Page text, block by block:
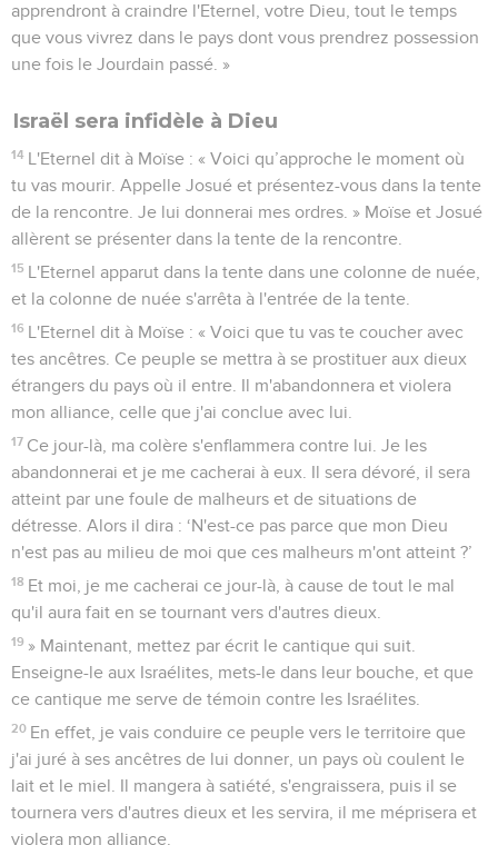
apprendront à craindre l'Eternel, votre Dieu, tout le temps
que vous vivrez dans le pays dont vous prendrez possession
une fois le Jourdain passé. »
Israël sera infidèle à Dieu
14 L'Eternel dit à Moïse : « Voici qu’approche le moment où
tu vas mourir. Appelle Josué et présentez-vous dans la tente
de la rencontre. Je lui donnerai mes ordres. » Moïse et Josué
allèrent se présenter dans la tente de la rencontre.
15 L'Eternel apparut dans la tente dans une colonne de nuée,
et la colonne de nuée s'arrêta à l'entrée de la tente.
16 L'Eternel dit à Moïse : « Voici que tu vas te coucher avec
tes ancêtres. Ce peuple se mettra à se prostituer aux dieux
étrangers du pays où il entre. Il m'abandonnera et violera
mon alliance, celle que j'ai conclue avec lui.
17 Ce jour-là, ma colère s'enflammera contre lui. Je les
abandonnerai et je me cacherai à eux. Il sera dévoré, il sera
atteint par une foule de malheurs et de situations de
détresse. Alors il dira : ‘N'est-ce pas parce que mon Dieu
n'est pas au milieu de moi que ces malheurs m'ont atteint ?’
18 Et moi, je me cacherai ce jour-là, à cause de tout le mal
qu'il aura fait en se tournant vers d'autres dieux.
19 » Maintenant, mettez par écrit le cantique qui suit.
Enseigne-le aux Israélites, mets-le dans leur bouche, et que
ce cantique me serve de témoin contre les Israélites.
20 En effet, je vais conduire ce peuple vers le territoire que
j'ai juré à ses ancêtres de lui donner, un pays où coulent le
lait et le miel. Il mangera à satiété, s'engraissera, puis il se
tournera vers d'autres dieux et les servira, il me méprisera et
violera mon alliance.